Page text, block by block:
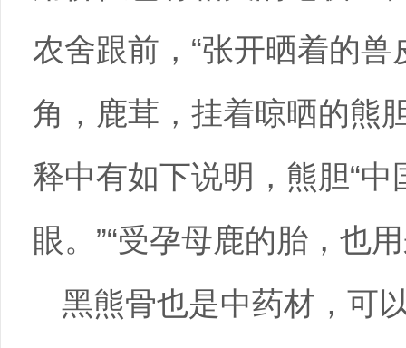
农舍跟前，“张开晒着的
角，鹿茸，挂着晾晒的
释中有如下说明，熊胆“
眼。”“受孕母鹿的胎，也
黑熊骨也是中药材，可